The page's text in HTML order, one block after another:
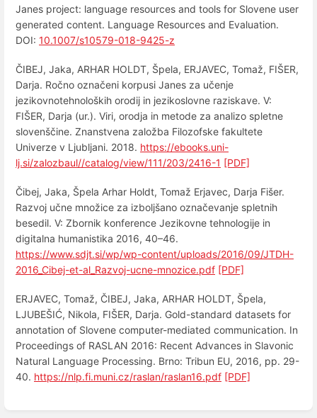
Janes project: language resources and tools for Slovene user
generated content. Language Resources and Evaluation.
DOI: 10.1007/s10579-018-9425-z
ČIBEJ, Jaka, ARHAR HOLDT, Špela, ERJAVEC, Tomaž, FIŠER,
Darja. Ročno označeni korpusi Janes za učenje
jezikovnotehnoloških orodij in jezikoslovne raziskave. V:
FIŠER, Darja (ur.). Viri, orodja in metode za analizo spletne
slovenščine. Znanstvena založba Filozofske fakultete
Univerze v Ljubljani. 2018. https://ebooks.uni-
lj.si/zalozbaul//catalog/view/111/203/2416-1 [PDF]
Čibej, Jaka, Špela Arhar Holdt, Tomaž Erjavec, Darja Fišer.
Razvoj učne množice za izboljšano označevanje spletnih
besedil. V: Zbornik konference Jezikovne tehnologije in
digitalna humanistika 2016, 40–46.
https://www.sdjt.si/wp/wp-content/uploads/2016/09/JTDH-
2016_Cibej-et-al_Razvoj-ucne-mnozice.pdf [PDF]
ERJAVEC, Tomaž, ČIBEJ, Jaka, ARHAR HOLDT, Špela,
LJUBEŠIĆ, Nikola, FIŠER, Darja. Gold-standard datasets for
annotation of Slovene computer-mediated communication. In
Proceedings of RASLAN 2016: Recent Advances in Slavonic
Natural Language Processing. Brno: Tribun EU, 2016, pp. 29-
40. https://nlp.fi.muni.cz/raslan/raslan16.pdf [PDF]